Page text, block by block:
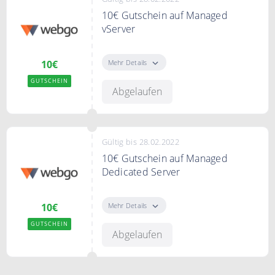
10€
GUTSCHEIN
10€ Gutschein auf Managed
vServer
Managed vServer bei webgo.de
Mehr Details
Abgelaufen
10€
GUTSCHEIN
Gültig bis 28.02.2022
10€ Gutschein auf Managed
Dedicated Server
Managed Dedicated Server bei
Mehr Details
Abgelaufen